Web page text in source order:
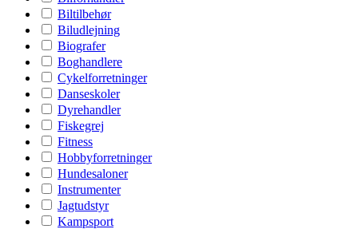
Biltilbehør
Biludlejning
Biografer
Boghandlere
Cykelforretninger
Danseskoler
Dyrehandler
Fiskegrej
Fitness
Hobbyforretninger
Hundesaloner
Instrumenter
Jagtudstyr
Kampsport